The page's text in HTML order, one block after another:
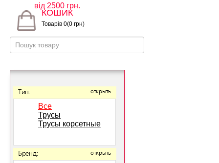
від 2500 грн.
КОШИК
Товарів 0(0 грн)
Тип: открыть
Все
Трусы
Трусы корсетные
Бренд: открыть